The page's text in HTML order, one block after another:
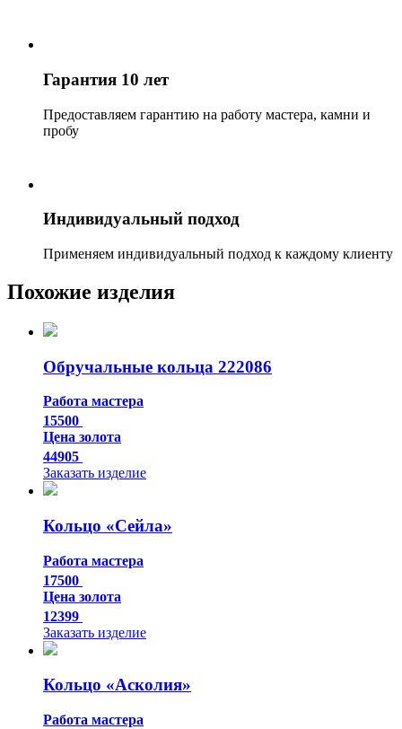
Гарантия 10 лет
Предоставляем гарантию на работу мастера, камни и
пробу
Индивидуальный подход
Применяем индивидуальный подход к каждому клиенту
Похожие изделия
Обручальные кольца 222086
Работа мастера
15500
Цена золота
44905
Заказать изделие
Кольцо «Сейла»
Работа мастера
17500
Цена золота
12399
Заказать изделие
Кольцо «Асколия»
Работа мастера